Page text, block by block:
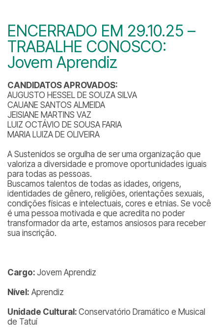
ENCERRADO EM 29.10.25 –
TRABALHE CONOSCO:
Jovem Aprendiz
CANDIDATOS APROVADOS:
AUGUSTO HESSEL DE SOUZA SILVA
CAUANE SANTOS ALMEIDA
JEISIANE MARTINS VAZ
LUIZ OCTÁVIO DE SOUSA FARIA
MARIA LUIZA DE OLIVEIRA
A Sustenidos se orgulha de ser uma organização que
valoriza a diversidade e promove oportunidades iguais
para todas as pessoas.
Buscamos talentos de todas as idades, origens,
identidades de gênero, religiões, orientações sexuais,
condições físicas e intelectuais, cores e etnias. Se você
é uma pessoa motivada e que acredita no poder
transformador da arte, estamos ansiosos para receber
sua inscrição.
Cargo: Jovem Aprendiz
Nível: Aprendiz
Unidade Cultural: Conservatório Dramático e Musical
de Tatuí